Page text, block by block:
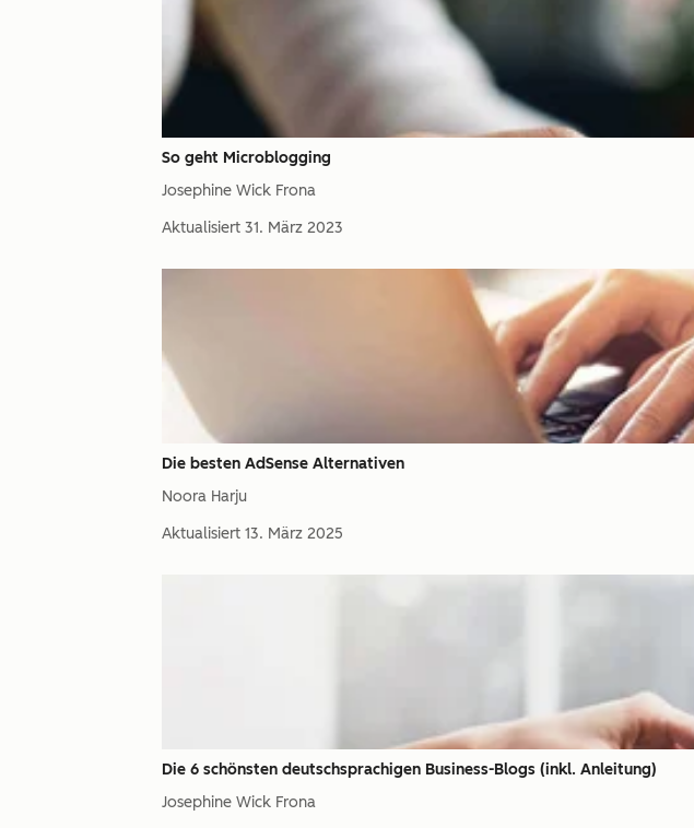
So geht Microblogging
Josephine Wick Frona
Aktualisiert 31. März 2023
Die besten AdSense Alternativen
Noora Harju
Aktualisiert 13. März 2025
Die 6 schönsten deutschsprachigen Business-Blogs (inkl. Anleitung)
Josephine Wick Frona